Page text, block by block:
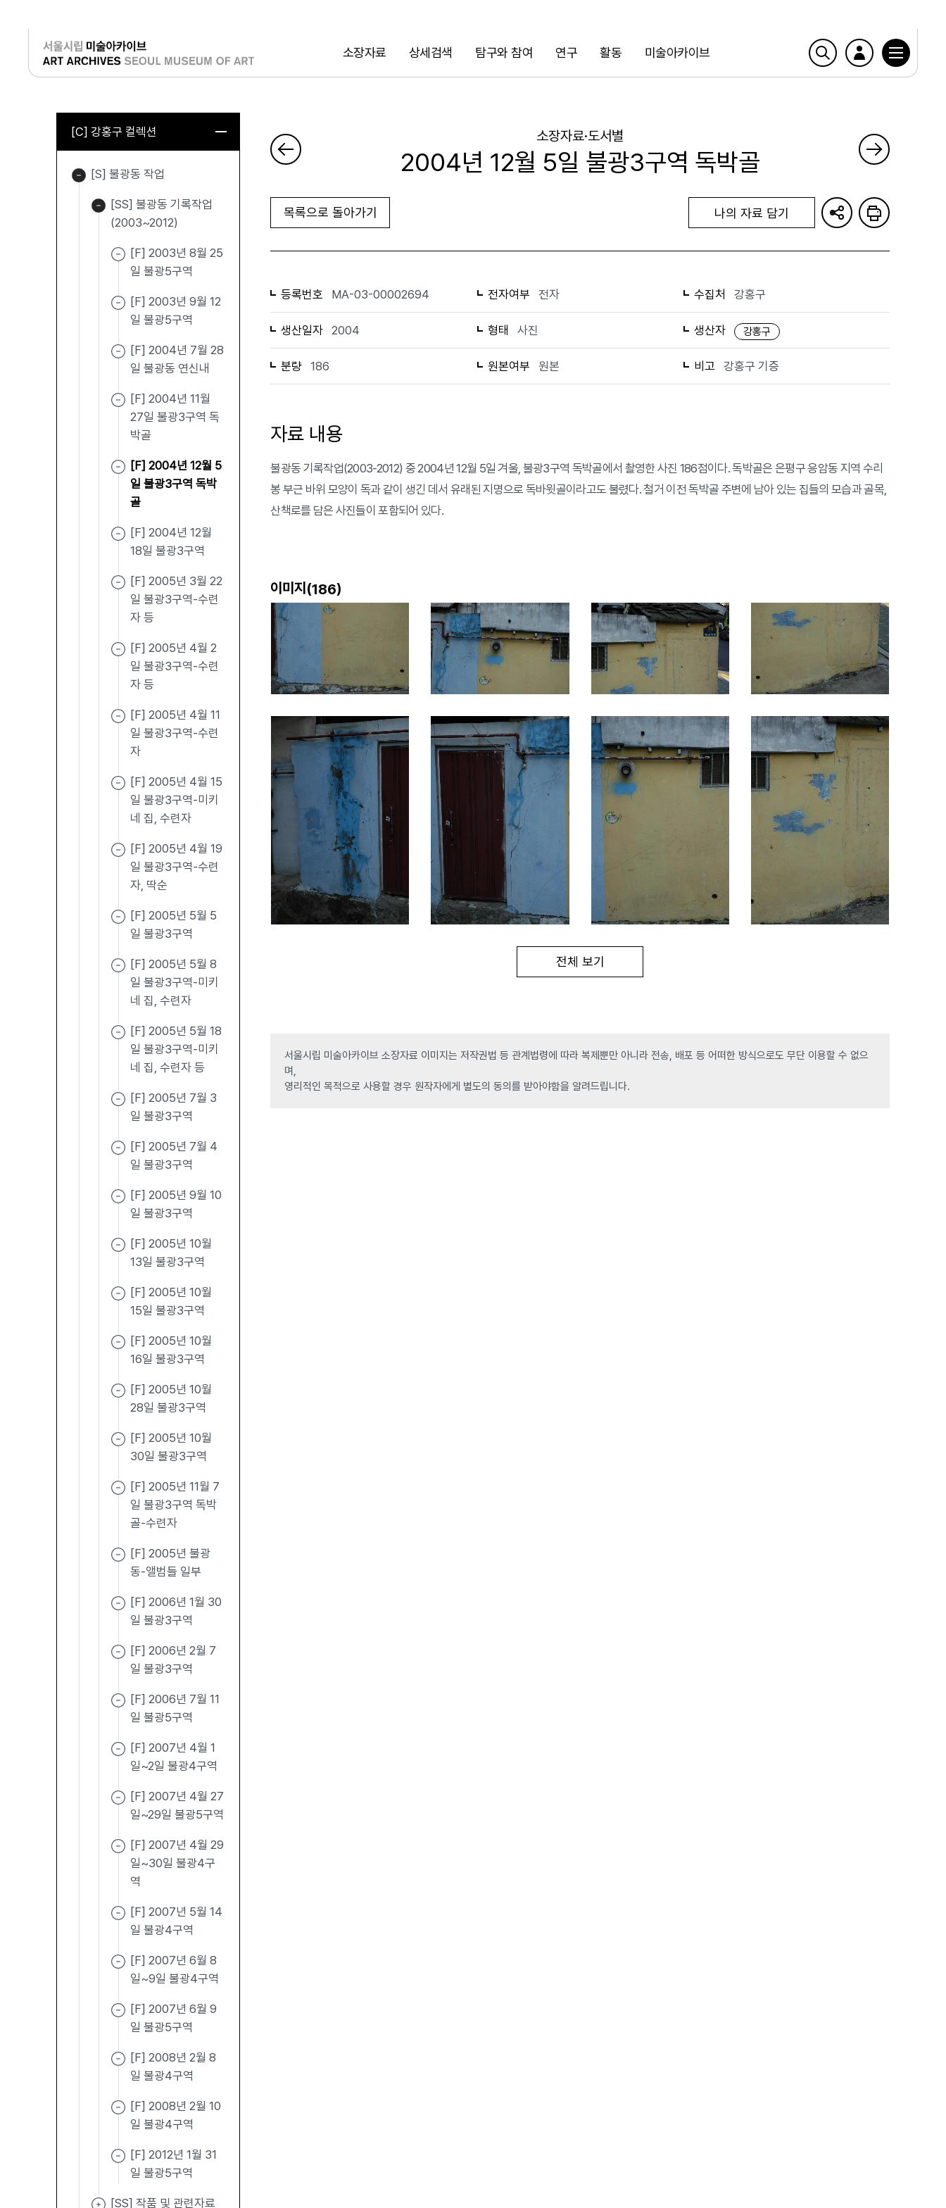
소장자료 상세검색 탐구와 참여 연구 활동 미술아카이브
검색
로그인
[C] 강홍구 컬렉션
[S] 불광동 작업
[SS] 불광동 기록작업
(2003~2012)
[F] 2003년 8월 25
일 불광5구역
[F] 2003년 9월 12
일 불광5구역
[F] 2004년 7월 28
일 불광동 연신내
[F] 2004년 11월
27일 불광3구역 독
박골
[F] 2004년 12월 5
일 불광3구역 독박
골
[F] 2004년 12월
18일 불광3구역
[F] 2005년 3월 22
일 불광3구역-수련
자 등
[F] 2005년 4월 2
일 불광3구역-수련
자 등
[F] 2005년 4월 11
일 불광3구역-수련
자
[F] 2005년 4월 15
일 불광3구역-미키
네 집, 수련자
[F] 2005년 4월 19
일 불광3구역-수련
자, 딱순
[F] 2005년 5월 5
일 불광3구역
[F] 2005년 5월 8
일 불광3구역-미키
네 집, 수련자
[F] 2005년 5월 18
일 불광3구역-미키
네 집, 수련자 등
[F] 2005년 7월 3
일 불광3구역
[F] 2005년 7월 4
일 불광3구역
[F] 2005년 9월 10
일 불광3구역
[F] 2005년 10월
13일 불광3구역
[F] 2005년 10월
15일 불광3구역
[F] 2005년 10월
16일 불광3구역
[F] 2005년 10월
28일 불광3구역
[F] 2005년 10월
30일 불광3구역
[F] 2005년 11월 7
일 불광3구역 독박
골-수련자
[F] 2005년 불광
동-앨범들 일부
[F] 2006년 1월 30
일 불광3구역
[F] 2006년 2월 7
일 불광3구역
[F] 2006년 7월 11
일 불광5구역
[F] 2007년 4월 1
일~2일 불광4구역
[F] 2007년 4월 27
일~29일 불광5구역
[F] 2007년 4월 29
일~30일 불광4구
역
[F] 2007년 5월 14
일 불광4구역
[F] 2007년 6월 8
일~9일 불광4구역
[F] 2007년 6월 9
일 불광5구역
[F] 2008년 2월 8
일 불광4구역
[F] 2008년 2월 10
일 불광4구역
[F] 2012년 1월 31
일 불광5구역
[SS] 작품 및 관련자료
소장자료·도서별
2004년 12월 5일 불광3구역 독박골
목록으로 돌아가기 나의 자료 담기
등록번호 MA-03-00002694 전자여부 전자 수집처 강홍구
생산일자 2004 형태 사진 생산자 강홍구
분량 186 원본여부 원본 비고 강홍구 기증
자료 내용
불광동 기록작업(2003-2012) 중 2004년 12월 5일 겨울, 불광3구역 독박골에서 촬영한 사진 186점이다. 독박골은 은평구 응암동 지역 수리
봉 부근 바위 모양이 독과 같이 생긴 데서 유래된 지명으로 독바윗골이라고도 불렸다. 철거 이전 독박골 주변에 남아 있는 집들의 모습과 골목,
산책로를 담은 사진들이 포함되어 있다.
이미지(186)
전체 보기
서울시립 미술아카이브 소장자료 이미지는 저작권법 등 관계법령에 따라 복제뿐만 아니라 전송, 배포 등 어떠한 방식으로도 무단 이용할 수 없으
며,
영리적인 목적으로 사용할 경우 원작자에게 별도의 동의를 받아야함을 알려드립니다.